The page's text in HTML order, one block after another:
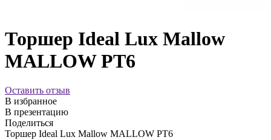
Торшер Ideal Lux Mallow
MALLOW PT6
Оставить отзыв
В избранное
В презентацию
Поделиться
Торшер Ideal Lux Mallow MALLOW PT6